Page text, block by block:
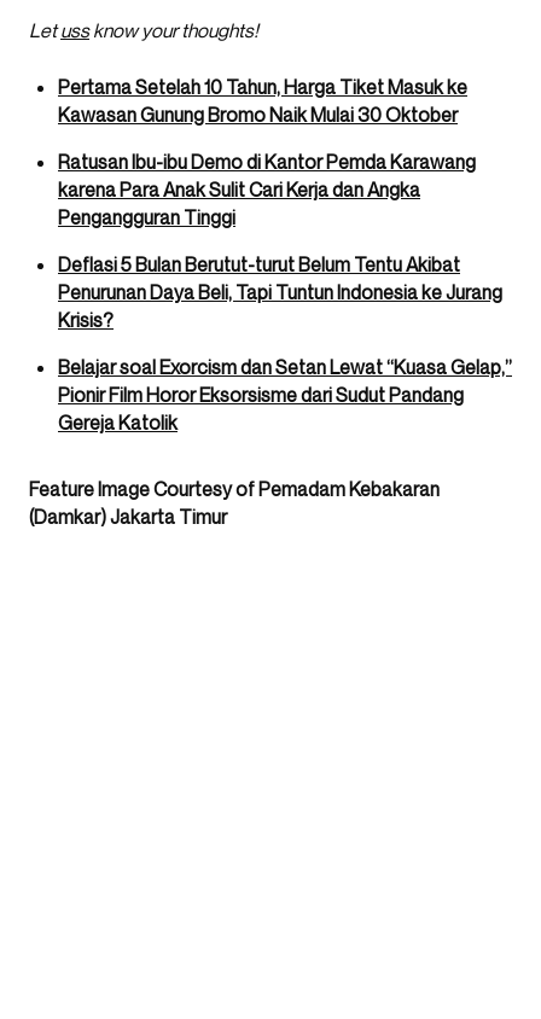
Letussknow your thoughts!
Pertama Setelah 10 Tahun, Harga Tiket Masuk ke
Kawasan Gunung Bromo Naik Mulai 30 Oktober
Ratusan Ibu-ibu Demo di Kantor Pemda Karawang
karena Para Anak Sulit Cari Kerja dan Angka
Pengangguran Tinggi
Deflasi 5 Bulan Berutut-turut Belum Tentu Akibat
Penurunan Daya Beli, Tapi Tuntun Indonesia ke Jurang
Krisis?
Belajar soal Exorcism dan Setan Lewat “Kuasa Gelap,”
Pionir Film Horor Eksorsisme dari Sudut Pandang
Gereja Katolik
Feature Image Courtesy of Pemadam Kebakaran
(Damkar) Jakarta Timur